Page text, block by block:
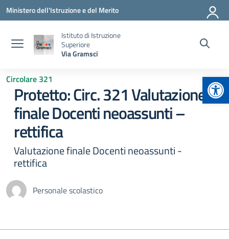
Vai ai contenuti
Vai al menu di navigazione
Vai al footer
Ministero dell'Istruzione e del Merito
Istituto di Istruzione
Superiore
Via Gramsci
Circolare 321
Protetto: Circ. 321 Valutazione
finale Docenti neoassunti –
rettifica
Valutazione finale Docenti neoassunti -
rettifica
Personale scolastico